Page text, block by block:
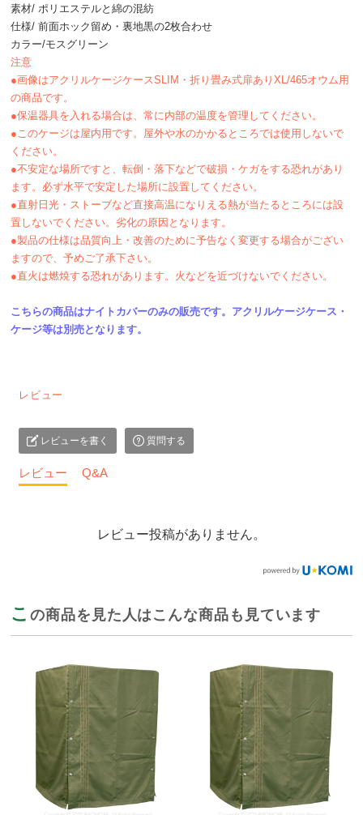
素材/ ポリエステルと綿の混紡
仕様/ 前面ホック留め・裏地黒の2枚合わせ
カラー/モスグリーン
注意
●画像はアクリルケージケースSLIM・折り畳み式扉ありXL/465オウム用
の商品です。
●保温器具を入れる場合は、常に内部の温度を管理してください。
●このケージは屋内用です。屋外や水のかかるところでは使用しないで
ください。
●不安定な場所ですと、転倒・落下などで破損・ケガをする恐れがあり
ます。必ず水平で安定した場所に設置してください。
●直射日光・ストーブなど直接高温になりえる熱が当たるところには設
置しないでください。劣化の原因となります。
●製品の仕様は品質向上・改善のために予告なく変更する場合がござい
ますので、予めご了承下さい。
●直火は燃焼する恐れがあります。火などを近づけないでください。
こちらの商品はナイトカバーのみの販売です。アクリルケージケース・
ケージ等は別売となります。
レビュー
レビューを書く 質問する
レビュー Q&A
レビュー投稿がありません。
この商品を見た人はこんな商品も見ています